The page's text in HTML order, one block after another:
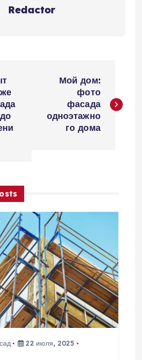
Redactor
Мой дом:
фото
фасада
одноэтажно
го дома
22 июля, 2025